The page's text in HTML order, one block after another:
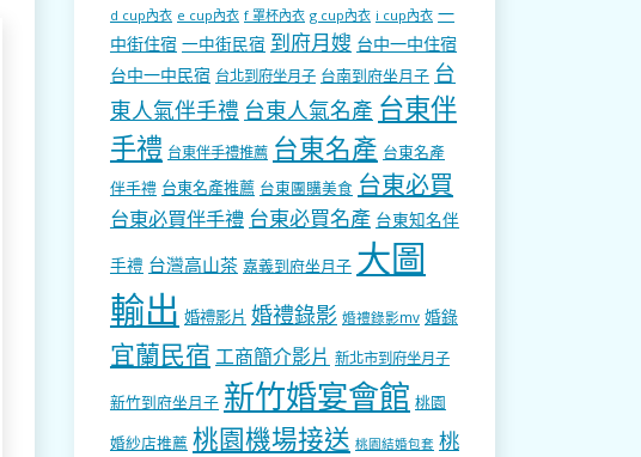
d cup內衣 e cup內衣 f 罩杯內衣 g cup內衣 i cup內衣 一
中街住宿 一中街民宿 到府月嫂 台中一中住宿
台中一中民宿 台北到府坐月子 台南到府坐月子 台
東人氣伴手禮 台東人氣名產 台東伴
手禮 台東伴手禮推薦 台東名產 台東名產
伴手禮 台東名產推薦 台東團購美食 台東必買
台東必買伴手禮 台東必買名產 台東知名伴
手禮 台灣高山茶 嘉義到府坐月子 大圖
輸出 婚禮影片 婚禮錄影 婚禮錄影mv 婚錄
宜蘭民宿 工商簡介影片 新北市到府坐月子
新竹到府坐月子 新竹婚宴會館 桃園
婚紗店推薦 桃園機場接送 桃園結婚包套 桃